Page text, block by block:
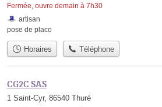
Fermée, ouvre demain à 7h30
artisan
pose de placo
Horaires Téléphone
CG2C SAS
1 Saint-Cyr, 86540 Thuré